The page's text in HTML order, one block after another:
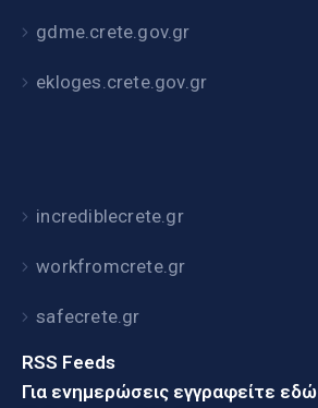
gdme.crete.gov.gr
ekloges.crete.gov.gr
incrediblecrete.gr
workfromcrete.gr
safecrete.gr
RSS Feeds
Για ενημερώσεις εγγραφείτε εδώ